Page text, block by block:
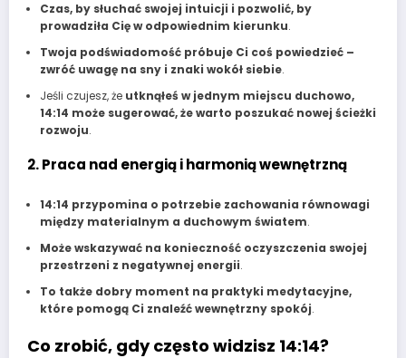
Czas, by słuchać swojej intuicji i pozwolić, by
prowadziła Cię w odpowiednim kierunku.
Twoja podświadomość próbuje Ci coś powiedzieć –
zwróć uwagę na sny i znaki wokół siebie.
Jeśli czujesz, że utknąłeś w jednym miejscu duchowo,
14:14 może sugerować, że warto poszukać nowej ścieżki
rozwoju.
2. Praca nad energią i harmonią wewnętrzną
14:14 przypomina o potrzebie zachowania równowagi
między materialnym a duchowym światem.
Może wskazywać na konieczność oczyszczenia swojej
przestrzeni z negatywnej energii.
To także dobry moment na praktyki medytacyjne,
które pomogą Ci znaleźć wewnętrzny spokój.
Co zrobić, gdy często widzisz 14:14?